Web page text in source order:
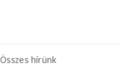
Összes hírünk